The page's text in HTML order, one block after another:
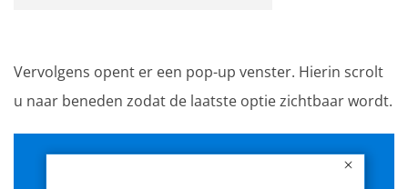
Vervolgens opent er een pop-up venster. Hierin scrolt
u naar beneden zodat de laatste optie zichtbaar wordt.